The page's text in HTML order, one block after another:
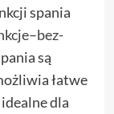
spania
są
łatwe
idealne dla